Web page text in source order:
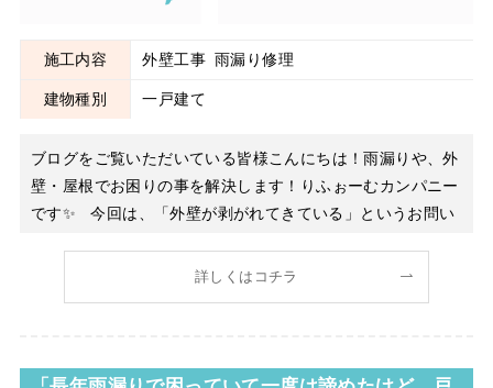
施工内容 外壁工事 雨漏り修理
建物種別 一戸建て
ブログをご覧いただいている皆様こんにちは！雨漏りや、外
壁・屋根でお困りの事を解決します！りふぉーむカンパニー
です✨ 今回は、「外壁が剥がれてきている」というお問い
ます。 お伺いしてみると、想像していた以上に状態が悪
詳しくはコチラ